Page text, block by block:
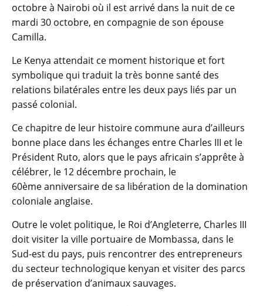
octobre à Nairobi où il est arrivé dans la nuit de ce
mardi 30 octobre, en compagnie de son épouse
Camilla.
Le Kenya attendait ce moment historique et fort
symbolique qui traduit la très bonne santé des
relations bilatérales entre les deux pays liés par un
passé colonial.
Ce chapitre de leur histoire commune aura d’ailleurs
bonne place dans les échanges entre Charles III et le
Président Ruto, alors que le pays africain s’apprête à
célébrer, le 12 décembre prochain, le
60ème anniversaire de sa libération de la domination
coloniale anglaise.
Outre le volet politique, le Roi d’Angleterre, Charles III
doit visiter la ville portuaire de Mombassa, dans le
Sud-est du pays, puis rencontrer des entrepreneurs
du secteur technologique kenyan et visiter des parcs
de préservation d’animaux sauvages.